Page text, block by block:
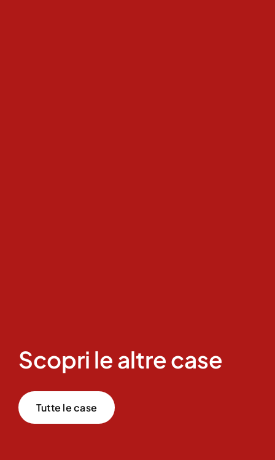
Scopri le altre case
Tutte le case